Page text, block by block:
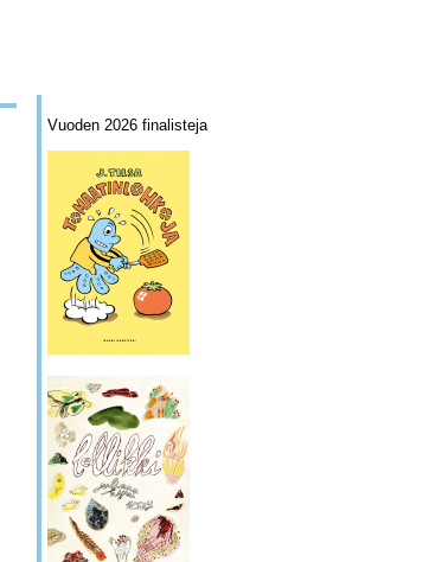
Vuoden 2026 finalisteja